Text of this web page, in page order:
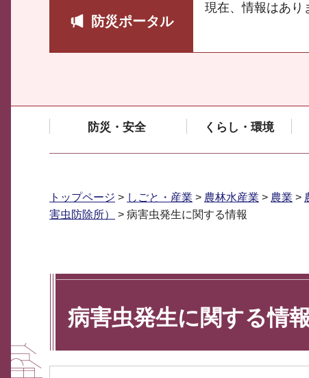
防災ポータル
現在、情報はあり
防災・安全 くらし・環境
トップページ > しごと・産業 > 農林水産業 > 農業 >
害虫防除所）
> 病害虫発生に関する情報
病害虫発生に関する情報